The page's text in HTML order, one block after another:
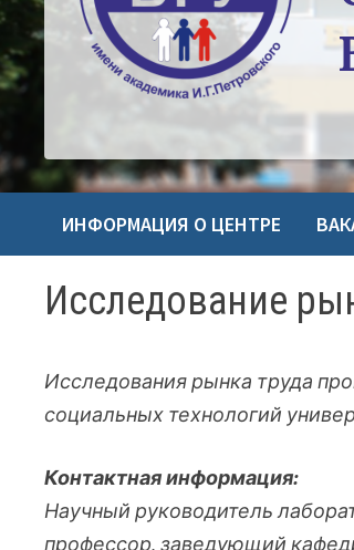
ИНФОРМАЦИЯ О ЦЕНТРЕ
Исследование
Исследования рынка труда
социальных технологий
Контактная информация:
Научный руководитель
профессор, заведующий